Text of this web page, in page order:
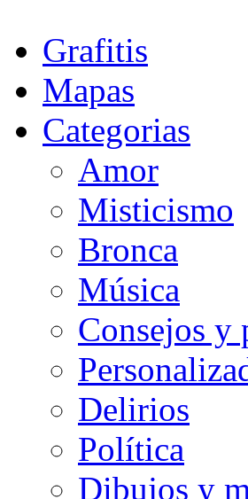
Grafitis
Mapas
Categorias
Amor
Misticismo
Bronca
Música
Consejos y
Delirios
Política
Dibujos y